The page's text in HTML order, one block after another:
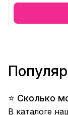
⭐ Сколько
В каталоге